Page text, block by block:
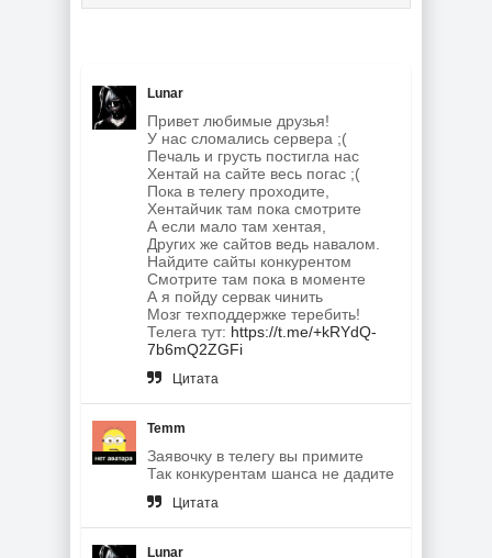
Lunar
Привет любимые друзья!
У нас сломались сервера ;(
Печаль и грусть постигла нас
Хентай на сайте весь погас ;(
Пока в телегу проходите,
Хентайчик там пока смотрите
А если мало там хентая,
Других же сайтов ведь навалом.
Найдите сайты конкурентом
Смотрите там пока в моменте
А я пойду сервак чинить
Мозг техподдержке теребить!
Телега тут: https://t.me/+kRYdQ-
7b6mQ2ZGFi
Цитата
Temm
Заявочку в телегу вы примите
Так конкурентам шанса не дадите
Цитата
Lunar